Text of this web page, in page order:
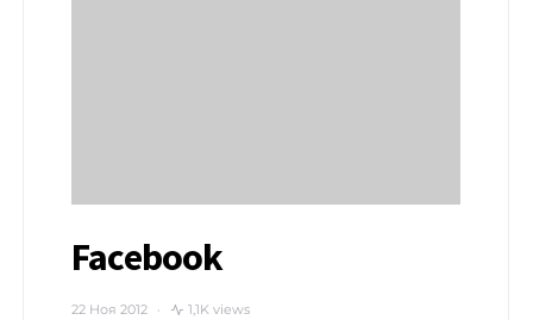
Facebook
22 Ноя 2012 1,1K views